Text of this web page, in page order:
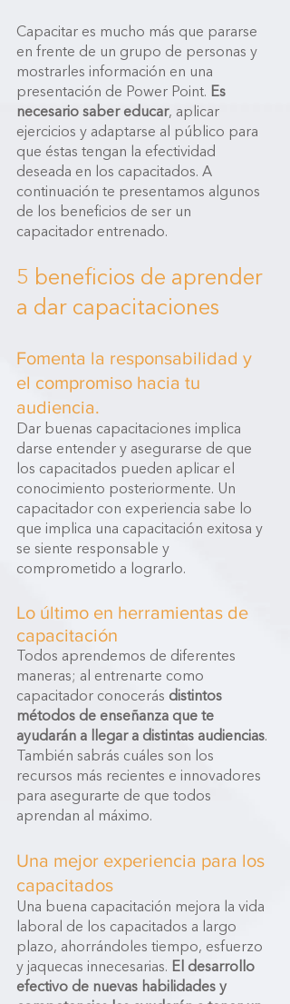
Capacitar es mucho más que pararse
en frente de un grupo de personas y
mostrarles información en una
presentación de Power Point. Es
necesario saber educar, aplicar
ejercicios y adaptarse al público para
que éstas tengan la efectividad
deseada en los capacitados. A
continuación te presentamos algunos
de los beneficios de ser un
capacitador entrenado.
5 beneficios de aprender
a dar capacitaciones
Fomenta la responsabilidad y
el compromiso hacia tu
audiencia.
Dar buenas capacitaciones implica
darse entender y asegurarse de que
los capacitados pueden aplicar el
conocimiento posteriormente. Un
capacitador con experiencia sabe lo
que implica una capacitación exitosa y
se siente responsable y
comprometido a lograrlo.
Lo último en herramientas de
capacitación
Todos aprendemos de diferentes
maneras; al entrenarte como
capacitador conocerás distintos
métodos de enseñanza que te
ayudarán a llegar a distintas audiencias.
También sabrás cuáles son los
recursos más recientes e innovadores
para asegurarte de que todos
aprendan al máximo.
Una mejor experiencia para los
capacitados
Una buena capacitación mejora la vida
laboral de los capacitados a largo
plazo, ahorrándoles tiempo, esfuerzo
y jaquecas innecesarias. El desarrollo
efectivo de nuevas habilidades y